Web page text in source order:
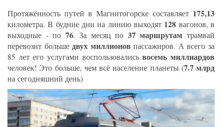
Протяжённость путей в Магнитогорске составляет 175,13
километра. В будние дни на линию выходят 128 вагонов, в
выходные - по 76. За месяц по 37 маршрутам трамвай
перевозит больше двух миллионов пассажиров. А всего за
85 лет его услугами воспользовалисьвосемь миллиардов
человек! Это больше, чем всё население планеты (7.7 млрд
на сегодняшний день)